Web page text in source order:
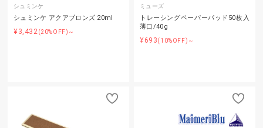
シュミンケ
シュミンケ アクアブロンズ 20ml
¥3,432 (20%OFF)～
ミューズ
トレーシングペーパーパッド50枚入
薄口/40g
¥693(10%OFF)～